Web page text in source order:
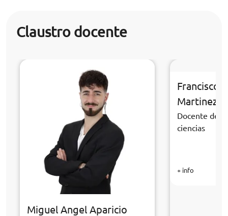
Claustro docente
Miguel Angel Aparicio
Francisco
Martinez
Docente de
ciencias
+ info